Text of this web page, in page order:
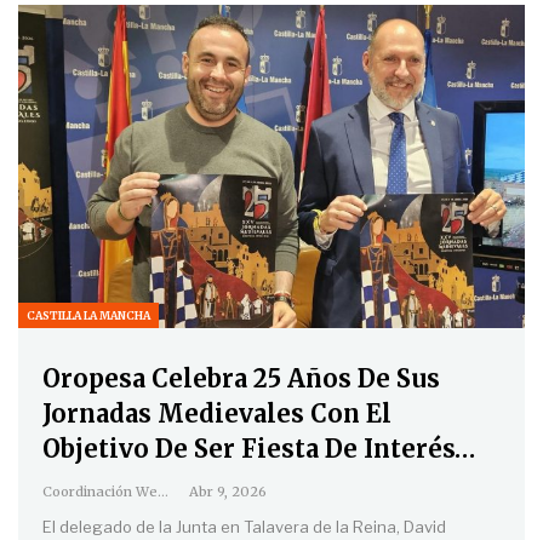
CASTILLA LA MANCHA
Oropesa Celebra 25 Años De Sus
Jornadas Medievales Con El
Objetivo De Ser Fiesta De Interés…
Coordinación Web Abr 9, 2026
El delegado de la Junta en Talavera de la Reina, David